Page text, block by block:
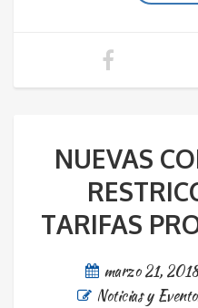
NUEVAS
TARIFAS
marzo 21, 2018
Noticias y